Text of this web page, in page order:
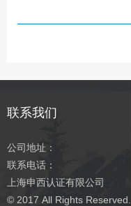
联系我们
公司地址：
联系电话：
上海申西认证有限公司
© 2017 All Rights Reserved.